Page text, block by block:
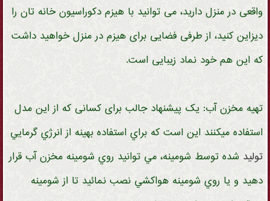
واقعی در منزل دارید، می توانید با هیزم دکوراسیون خانه تان را
دیزاین کنید، از طرفی فضایی برای هیزم در منزل خواهید داشت
که این هم خود نماد زیبایی است.
تهیه مخزن آب: یک پیشنهاد جالب برای کسانی که از این مدل
استفاده میکنند این است که براي استفاده بهينه از انرژي گرمايي
تولید شده توسط شومینه، مي توانيد روي شومينه مخزن آب قرار
دهید و يا روي شومينه هواكشي نصب نمائيد تا از شومينه